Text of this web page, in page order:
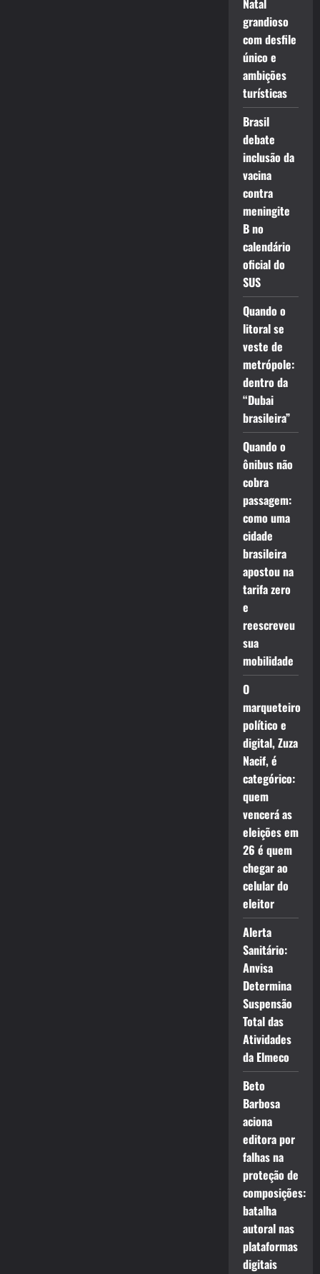
Natal
grandioso
com desfile
único e
ambições
turísticas
Brasil
debate
inclusão da
vacina
contra
meningite
B no
calendário
oficial do
SUS
Quando o
litoral se
veste de
metrópole:
dentro da
“Dubai
brasileira”
Quando o
ônibus não
cobra
passagem:
como uma
cidade
brasileira
apostou na
tarifa zero
e
reescreveu
sua
mobilidade
O
marqueteiro
político e
digital, Zuza
Nacif, é
categórico:
quem
vencerá as
eleições em
26 é quem
chegar ao
celular do
eleitor
Alerta
Sanitário:
Anvisa
Determina
Suspensão
Total das
Atividades
da Elmeco
Beto
Barbosa
aciona
editora por
falhas na
proteção de
composições:
batalha
autoral nas
plataformas
digitais